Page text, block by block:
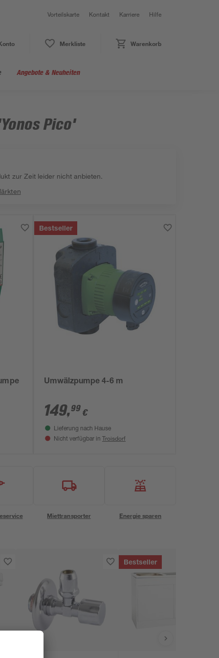
Vorteilskarte Kontakt Karriere Hilfe
Merkliste Warenkorb
Angebote & Neuheiten
Pico'
zur Zeit leider nicht anbieten.
Bestseller
Umwälzpumpe 4-6 m
149,99 €
Lieferung nach Hause
Nicht verfügbar in Troisdorf
Miettransporter Energie sparen
Bestseller